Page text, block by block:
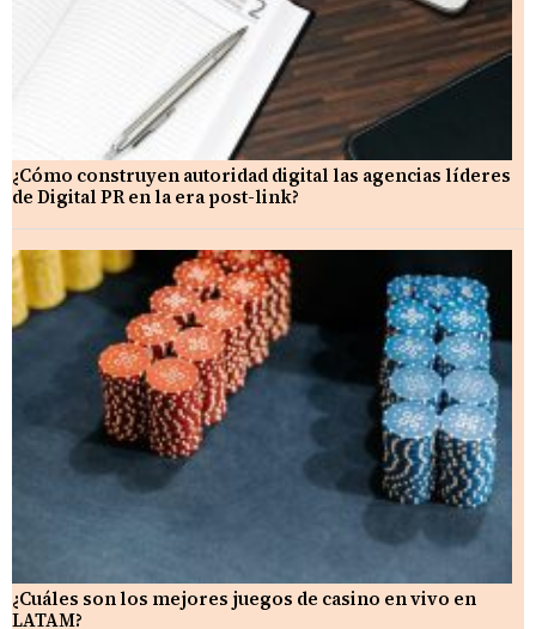
¿Cómo construyen autoridad digital las agencias líderes
de Digital PR en la era post-link?
¿Cuáles son los mejores juegos de casino en vivo en
LATAM?